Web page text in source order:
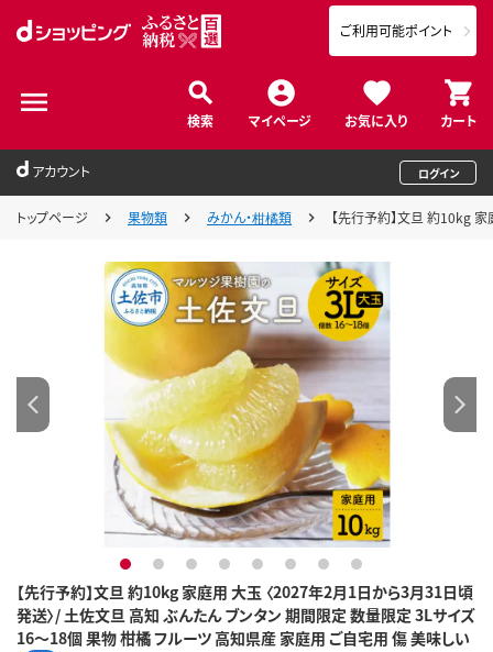
検索 マイページ お気に入り カート
ご利用可能ポイント
アカウント ログイン
トップページ 果物類 みかん・柑橘類 【先行予約】文旦 約10kg
【先行予約】文旦 約10kg 家庭用 大玉 〈2027年2月1日から3月31日頃
発送〉/ 土佐文旦 高知 ぶんたん ブンタン 期間限定 数量限定 3Lサイズ
16～18個 果物 柑橘 フルーツ 高知県産 家庭用 ご自宅用 傷 美味しい
1 2 3 4 5 6 7 8